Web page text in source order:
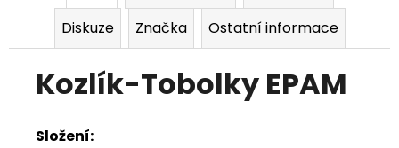
Diskuze
Značka Ostatní informace
Kozlík-Tobolky EPAM
Složení:
č